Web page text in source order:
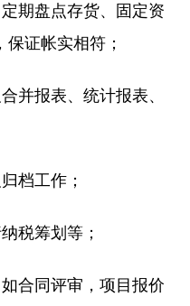
期盘点存货、固定资
证帐实相符；
并报表、统计报表、
档工作；
税筹划等；
合同评审，项目报价